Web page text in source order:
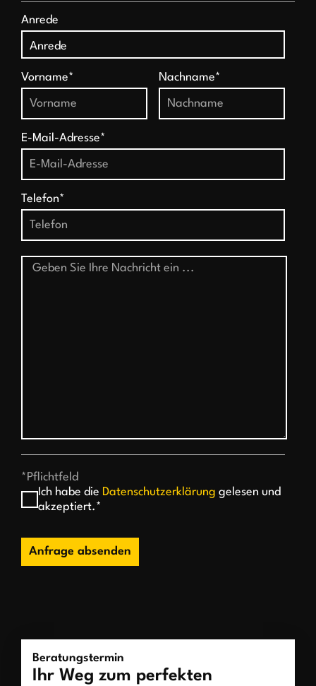
Anrede
Vorname* Nachname*
E-Mail-Adresse*
Telefon*
*Pflichtfeld
Ich habe die Datenschutzerklärung gelesen und
akzeptiert.*
Anfrage absenden
Beratungstermin
Ihr Weg zum perfekten